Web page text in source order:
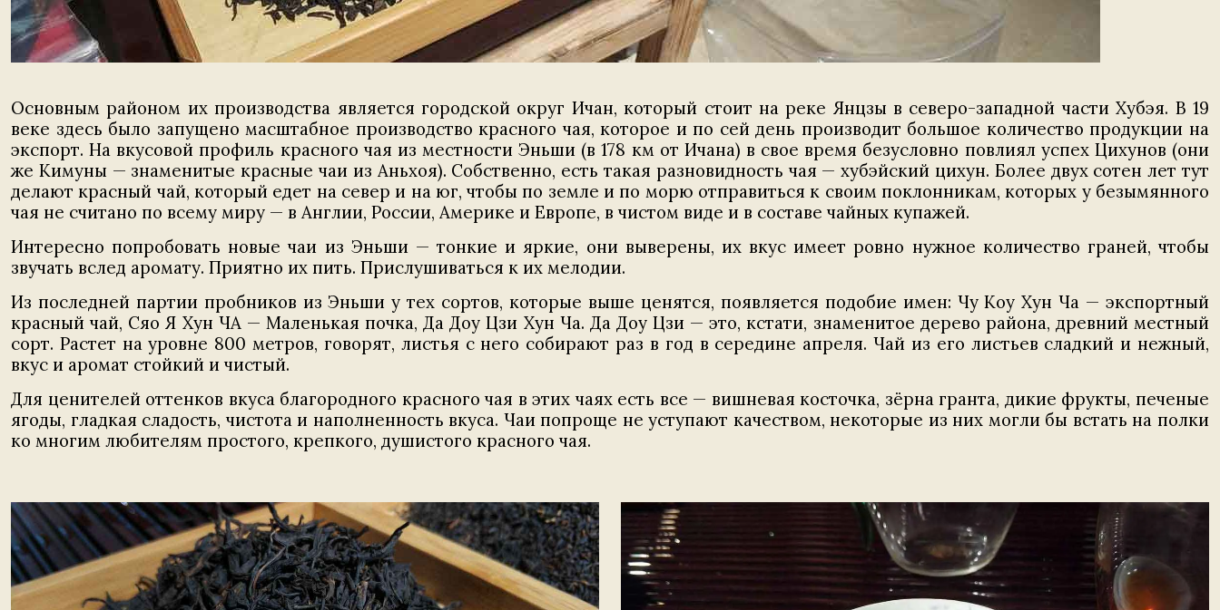
Основным районом их производства является городской округ Ичан, который стоит на реке Янцзы в северо-западной части Хубэя. В 19
веке здесь было запущено масштабное производство красного чая, которое и по сей день производит большое количество продукции на
экспорт. На вкусовой профиль красного чая из местности Эньши (в 178 км от Ичана) в свое время безусловно повлиял успех Цихунов (они
же Кимуны — знаменитые красные чаи из Аньхоя). Собственно, есть такая разновидность чая — хубэйский цихун. Более двух сотен лет тут
делают красный чай, который едет на север и на юг, чтобы по земле и по морю отправиться к своим поклонникам, которых у безымянного
чая не считано по всему миру — в Англии, России, Америке и Европе, в чистом виде и в составе чайных купажей.
Интересно попробовать новые чаи из Эньши — тонкие и яркие, они выверены, их вкус имеет ровно нужное количество граней, чтобы
звучать вслед аромату. Приятно их пить. Прислушиваться к их мелодии.
Из последней партии пробников из Эньши у тех сортов, которые выше ценятся, появляется подобие имен: Чу Коу Хун Ча — экспортный
красный чай, Сяо Я Хун ЧА — Маленькая почка, Да Доу Цзи Хун Ча. Да Доу Цзи — это, кстати, знаменитое дерево района, древний местный
сорт. Растет на уровне 800 метров, говорят, листья с него собирают раз в год в середине апреля. Чай из его листьев сладкий и нежный,
вкус и аромат стойкий и чистый.
Для ценителей оттенков вкуса благородного красного чая в этих чаях есть все — вишневая косточка, зёрна гранта, дикие фрукты, печеные
ягоды, гладкая сладость, чистота и наполненность вкуса. Чаи попроще не уступают качеством, некоторые из них могли бы встать на полки
ко многим любителям простого, крепкого, душистого красного чая.